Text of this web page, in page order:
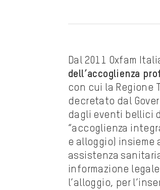
Dal 2011 Oxfam
dell’accoglienza
con cui la Regione
decretato dal
dagli eventi bellici
“accoglienza
e alloggio) insieme
assistenza
informazione
l’alloggio, per